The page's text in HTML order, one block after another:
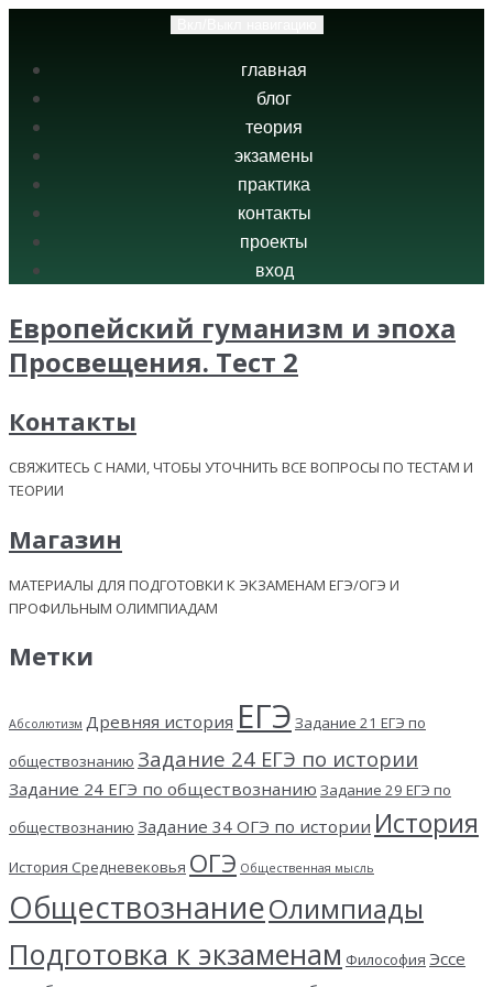
главная
блог
теория
экзамены
практика
контакты
проекты
вход
Европейский гуманизм и эпоха
Просвещения. Тест 2
Контакты
СВЯЖИТЕСЬ С НАМИ, ЧТОБЫ УТОЧНИТЬ ВСЕ ВОПРОСЫ ПО ТЕСТАМ И
ТЕОРИИ
Магазин
МАТЕРИАЛЫ ДЛЯ ПОДГОТОВКИ К ЭКЗАМЕНАМ ЕГЭ/ОГЭ И
ПРОФИЛЬНЫМ ОЛИМПИАДАМ
Метки
Абсолютизм Древняя история ЕГЭ Задание 21 ЕГЭ по
обществознанию Задание 24 ЕГЭ по истории
Задание 24 ЕГЭ по обществознанию Задание 29 ЕГЭ по
обществознанию Задание 34 ОГЭ по истории История
История Средневековья ОГЭ Общественная мысль
ОбществознаниеОлимпиады
Подготовка к экзаменам Философия Эссе